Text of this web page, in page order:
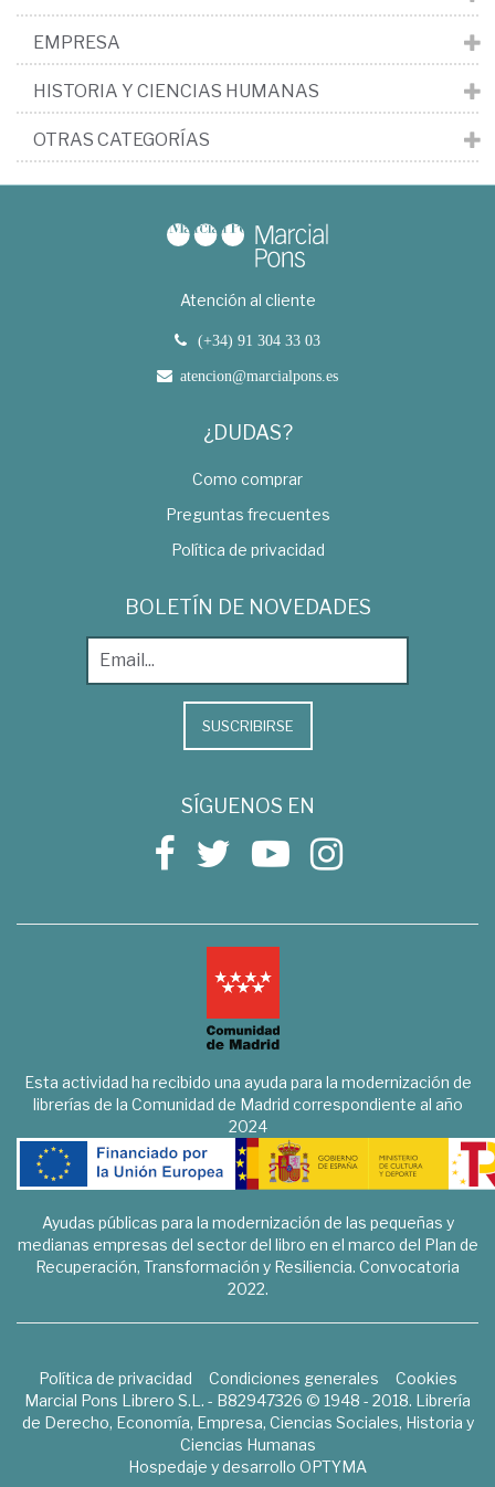
EMPRESA
HISTORIA Y CIENCIAS HUMANAS
OTRAS CATEGORÍAS
Atención al cliente
(+34) 91 304 33 03
atencion@marcialpons.es
¿DUDAS?
Como comprar
Preguntas frecuentes
Política de privacidad
BOLETÍN DE NOVEDADES
SUSCRIBIRSE
SÍGUENOS EN
Esta actividad ha recibido una ayuda para la modernización de
librerías de la Comunidad de Madrid correspondiente al año
2024
Ayudas públicas para la modernización de las pequeñas y
medianas empresas del sector del libro en el marco del Plan de
Recuperación, Transformación y Resiliencia. Convocatoria
2022.
Política de privacidad Condiciones generales
Cookies
Marcial Pons Librero S.L. - B82947326 © 1948 - 2018. Librería
de Derecho, Economía, Empresa, Ciencias Sociales, Historia y
Ciencias Humanas
Hospedaje y desarrollo OPTYMA